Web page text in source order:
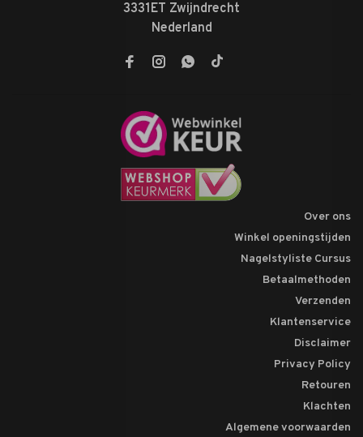
3331ET Zwijndrecht
Nederland
Over ons
Winkel openingstijden
Nagelstyliste Cursus
Betaalmethoden
Verzenden
Klantenservice
Disclaimer
Privacy Policy
Retouren
Klachten
Algemene voorwaarden